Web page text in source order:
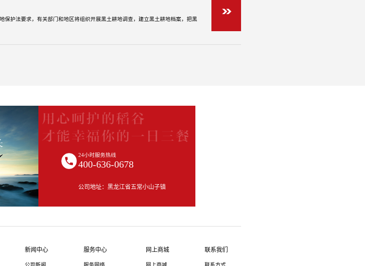
保护法要求，有关部门和地区将组织开展黑土耕地调查，建立黑土耕地档案，把黑
24小时服务热线
400-636-0678
公司地址：黑龙江省五常小山子镇
新闻中心
公司新闻
服务中心
服务网络
网上商城
网上商城
联系我们
联系方式